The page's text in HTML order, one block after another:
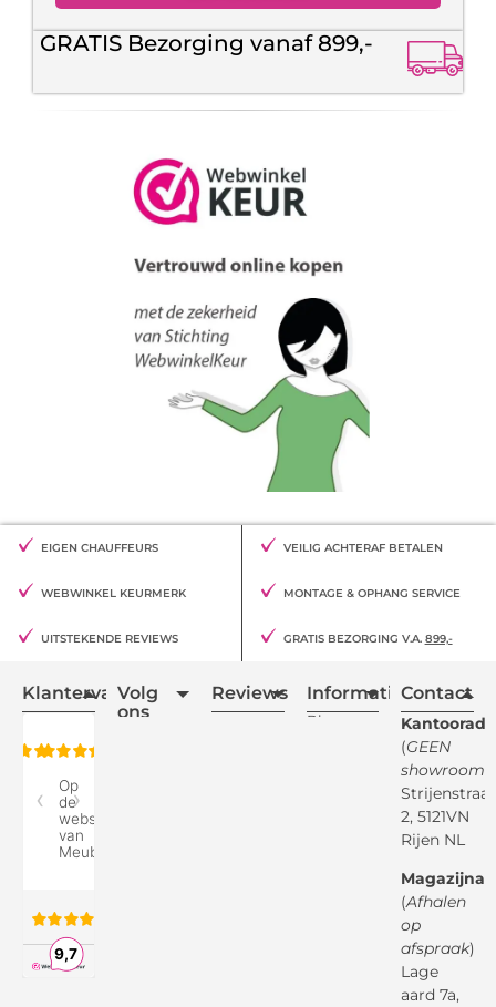
GRATIS Bezorging vanaf 899,-
EIGEN CHAUFFEURS VEILIG ACHTERAF BETALEN
WEBWINKEL KEURMERK MONTAGE & OPHANG SERVICE
UITSTEKENDE REVIEWS GRATIS BEZORGING V.A. 899,-
Klantervaring
Volg
ons
Reviews Informatie
Blogs
Retourvoorwaarden
Betaalmethodes
Montageservice
Contact
(GEEN
showroom
Strijenstraat
2, 5121VN
Rijen NL
(Afhalen
op
afspraak)
Lage
aard 7a,